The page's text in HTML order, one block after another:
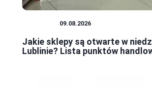
09.08.2026
Jakie sklepy są otwarte w
Lublinie? Lista punktów